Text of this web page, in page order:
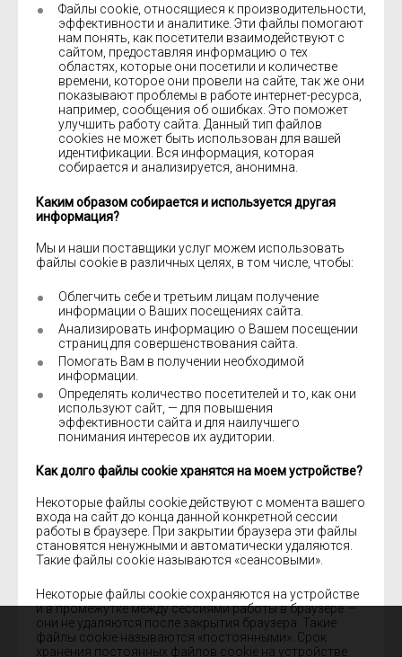
Файлы cookie, относящиеся к производительности,
эффективности и аналитике. Эти файлы помогают
нам понять, как посетители взаимодействуют с
сайтом, предоставляя информацию о тех
областях, которые они посетили и количестве
времени, которое они провели на сайте, так же они
показывают проблемы в работе интернет-ресурса,
например, сообщения об ошибках. Это поможет
улучшить работу сайта. Данный тип файлов
cookies не может быть использован для вашей
идентификации. Вся информация, которая
собирается и анализируется, анонимна.
Каким образом собирается и используется другая
информация?
Мы и наши поставщики услуг можем использовать
файлы cookie в различных целях, в том числе, чтобы:
Облегчить себе и третьим лицам получение
информации о Ваших посещениях сайта.
Анализировать информацию о Вашем посещении
страниц для совершенствования сайта.
Помогать Вам в получении необходимой
информации.
Определять количество посетителей и то, как они
используют сайт, — для повышения
эффективности сайта и для наилучшего
понимания интересов их аудитории.
Как долго файлы cookie хранятся на моем устройстве?
Некоторые файлы cookie действуют с момента вашего
входа на сайт до конца данной конкретной сессии
работы в браузере. При закрытии браузера эти файлы
становятся ненужными и автоматически удаляются.
Такие файлы cookie называются «сеансовыми».
Некоторые файлы cookie сохраняются на устройстве
и в промежутке между сессиями работы в браузере —
они не удаляются после закрытия браузера. Такие
файлы cookie называются «постоянными». Срок
хранения постоянных файлов cookie на устройстве